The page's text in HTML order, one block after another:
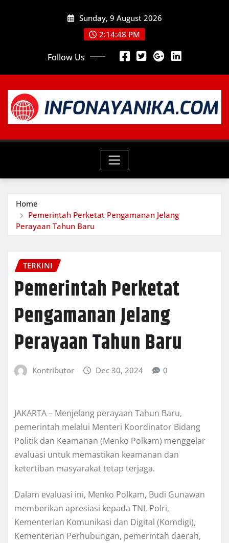
Sunday, 9 August 2026
2:14:50 PM
Follow Us
Home
Pemerintah Perketat Pengamanan Jelang
Perayaan Tahun Baru
TERKINI
Pemerintah Perketat
Pengamanan Jelang
Perayaan Tahun Baru
Kontributor Dec 30, 2024 0
JAKARTA – Menjelang perayaan Tahun Baru,
pemerintah melalui Menteri Koordinator Bidang
Politik dan Keamanan (Menko Polkam) menggelar
evaluasi untuk memastikan keamanan dan
ketertiban masyarakat tetap terjaga.
Dalam evaluasi ini, Menko Polkam, Budi Gunawan
memberikan apresiasi kepada TNI, Polri,
Kementerian Komunikasi dan Digital (Komdigi),
Kementerian Perhubungan, pemerintah daerah,